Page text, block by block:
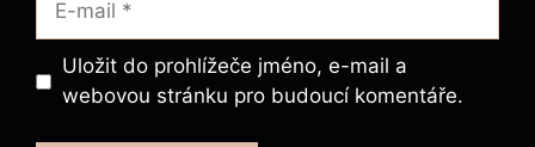
Uložit do prohlížeče jméno, e-mail a
webovou stránku pro budoucí komentáře.